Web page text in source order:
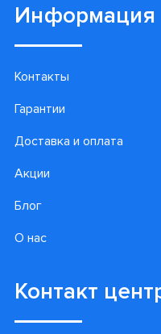
Информация
Контакты
Гарантии
Доставка и оплата
Акции
Блог
О нас
Контакт